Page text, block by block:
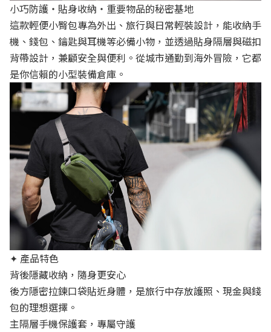
小巧防護・貼身收納・重要物品的秘密基地
這款輕便小臀包專為外出、旅行與日常輕裝設計，能收納手
機、錢包、鑰匙與耳機等必備小物，並透過貼身隔層與磁扣
背帶設計，兼顧安全與便利。從城市通勤到海外冒險，它都
是你信賴的小型裝備倉庫。
✦ 產品特色
背後隱藏收納，隨身更安心
後方隱密拉鍊口袋貼近身體，是旅行中存放護照、現金與錢
包的理想選擇。
主隔層手機保護套，專屬守護